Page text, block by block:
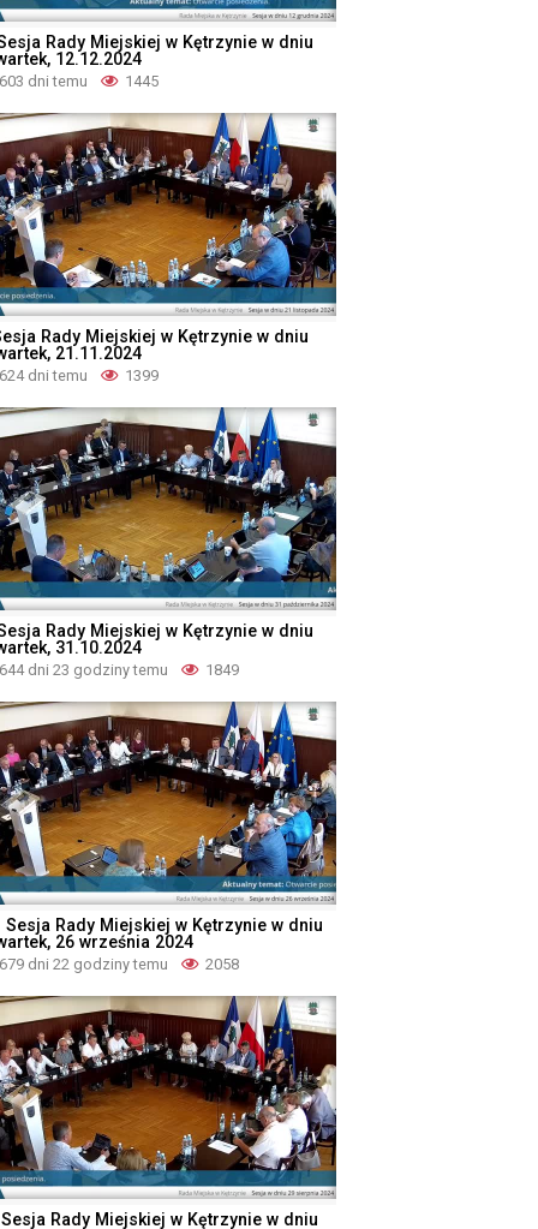
Rady Miejskiej w Kętrzynie w dniu
12.12.2024
603 dni temu 1445
Rady Miejskiej w Kętrzynie w dniu
21.11.2024
624 dni temu 1399
Rady Miejskiej w Kętrzynie w dniu
31.10.2024
644 dni 23 godziny temu 1849
Sesja Rady Miejskiej w Kętrzynie w dniu
26 września 2024
679 dni 22 godziny temu 2058
Rady Miejskiej w Kętrzynie w dniu